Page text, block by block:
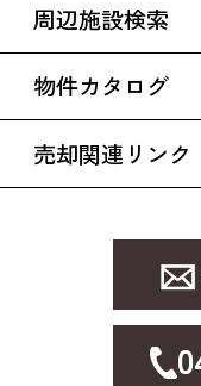
周辺施設検索
物件カタログ
売却関連リンク